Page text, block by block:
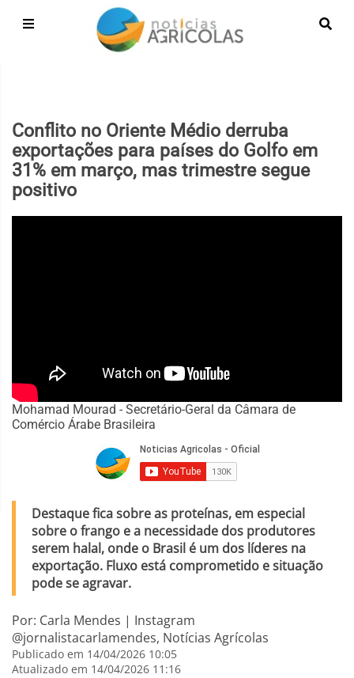
Conflito no Oriente Médio derruba
exportações para países do Golfo em
31% em março, mas trimestre segue
positivo
Mohamad Mourad - Secretário-Geral da Câmara de
Comércio Árabe Brasileira
Destaque fica sobre as proteínas, em especial
sobre o frango e a necessidade dos produtores
serem halal, onde o Brasil é um dos líderes na
exportação. Fluxo está comprometido e situação
pode se agravar.
Por: Carla Mendes | Instagram
@jornalistacarlamendes, Notícias Agrícolas
Publicado em 14/04/2026 10:05
Atualizado em 14/04/2026 11:16